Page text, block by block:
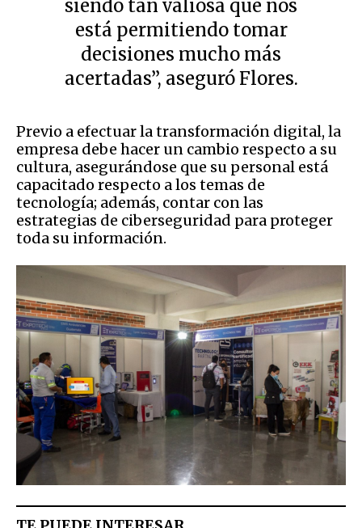
siendo tan valiosa que nos
está permitiendo tomar
decisiones mucho más
acertadas”, aseguró Flores.
Previo a efectuar la transformación digital, la
empresa debe hacer un cambio respecto a su
cultura, asegurándose que su personal está
capacitado respecto a los temas de
tecnología; además, contar con las
estrategias de ciberseguridad para proteger
toda su información.